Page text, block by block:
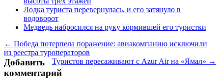
Лодка туриста перевернулась, и его затянуло в
водоворот
Медведь набросился на руку кормившей его туристки
← Победа потерпела поражение: авиакомпанию исключили
из реестра туроператоров
Туристов пересаживают с Azur Air на «Ямал» →
Добавить
комментарий